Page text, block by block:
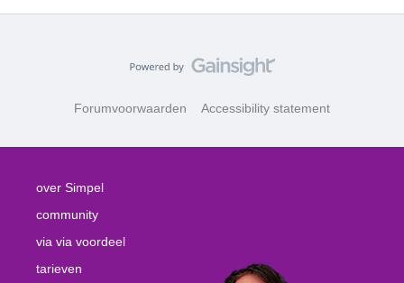
Forumvoorwaarden Accessibility statement
over Simpel
community
via via voordeel
tarieven